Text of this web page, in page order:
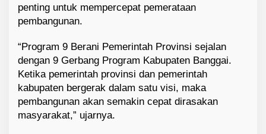
penting untuk mempercepat pemerataan
pembangunan.
“Program 9 Berani Pemerintah Provinsi sejalan
dengan 9 Gerbang Program Kabupaten Banggai.
Ketika pemerintah provinsi dan pemerintah
kabupaten bergerak dalam satu visi, maka
pembangunan akan semakin cepat dirasakan
masyarakat,” ujarnya.